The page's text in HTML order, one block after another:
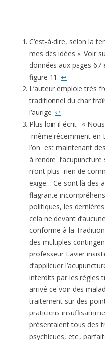
C’est-à-dire, selon la
mes des idées ». Voir
données aux pages 67
figure 11. ↩
L’auteur emploie très
tradi­tionnel du char
l’aurige. ↩
Plus loin il écrit : «
même récemment en
l’on est maintenant
à rendre
n’ont plus rien de
exige… Ce sont là des
flagrante
politiques, les
cela ne devant
conforme à la
des multiples
professeur Lavier
d’appliquer
interdits par les règles
arrivé de voir des
traitement sur des
praticiens
présentaient tous des
psychiques, etc.,